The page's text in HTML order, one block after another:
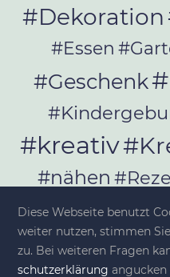
#Dekoration
#Essen
#Geschenk
#kreativ
#nähen
#Rezepte
Diese Webseite benutzt
weiter nutzen, stimmen
zu. Bei weiteren Fragen
schutz­er­klä­rung angucken